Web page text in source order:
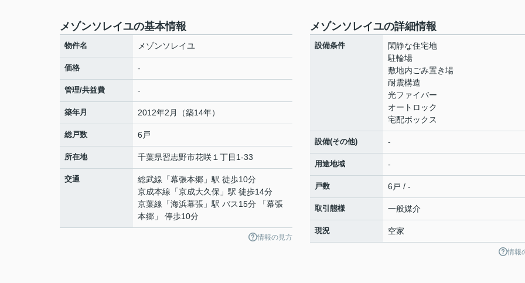
メゾンソレイユの基本情報
物件名 メゾンソレイユ
価格 -
管理/共益費 -
築年月 2012年2月（築14年）
総戸数 6戸
所在地 千葉県習志野市花咲 １丁目1-33
交通 総武線 「幕張本郷 」駅 徒歩10分
京成本線 「京成大久保 」駅 徒歩14分
京葉線 「海浜幕張 」駅 バス15分 「幕張
本郷」 停歩10分
情報の見方
メゾンソレイユの詳細情報
設備条件
閑静な住宅地
駐輪場
敷地内ごみ置き場
耐震構造
光ファイバー
オートロック
宅配ボックス
設備(その他) -
用途地域 -
戸数 6戸 / -
取引態様 一般媒介
現況 空家
情報